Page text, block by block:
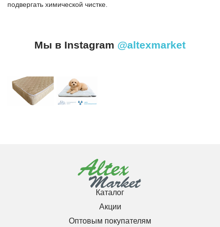
подвергать химической чистке.
Мы в Instagram @altexmarket
Каталог
Акции
Оптовым покупателям